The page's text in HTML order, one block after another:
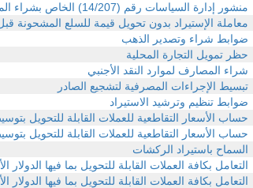
منشور إدارة السياسات رقم (14/207) الخاص بشراء المصارف لموارد النقد الأجنبي
معاملة الإستيراد بدون تحويل قيمة للسلع المشحونة قبل
ضوابط شراء وتصدير الذهب
حظر تمويل التجارة المحلية
شراء المصارف لموارد النقد الأجنبي
تبسيط الإجراءات المصرفية لتشجيع الصادر
ضوابط تنظيم وترشيد الاستيراد
حساب الأسعار التقاطعية للعملات القابلة للتحويل
حساب الأسعار التقاطعية للعملات القابلة للتحويل
السماح باستيراد الركشات
التعامل بكافة العملات القابلة للتحويل بما فيها
التعامل بكافة العملات القابلة للتحويل بما فيها الدولار